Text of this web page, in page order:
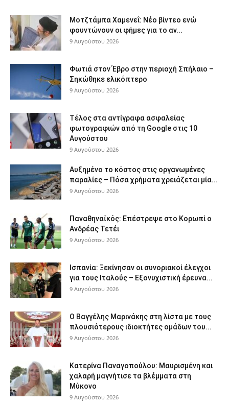
Μοτζτάμπα Χαμενεΐ: Νέο βίντεο ενώ
φουντώνουν οι φήμες για το αν...
9 Αυγούστου 2026
Φωτιά στον Έβρο στην περιοχή Σπήλαιο –
Σηκώθηκε ελικόπτερο
9 Αυγούστου 2026
Τέλος στα αντίγραφα ασφαλείας
φωτογραφιών από τη Google στις 10
Αυγούστου
9 Αυγούστου 2026
Αυξημένο το κόστος στις οργανωμένες
παραλίες – Πόσα χρήματα χρειάζεται μία...
9 Αυγούστου 2026
Παναθηναϊκός: Επέστρεψε στο Κορωπί ο
Ανδρέας Τετέι
9 Αυγούστου 2026
Ισπανία: Ξεκίνησαν οι συνοριακοί έλεγχοι
για τους Ιταλούς – Εξονυχιστική έρευνα...
9 Αυγούστου 2026
Ο Βαγγέλης Μαρινάκης στη λίστα με τους
πλουσιότερους ιδιοκτήτες ομάδων του...
9 Αυγούστου 2026
Κατερίνα Παναγοπούλου: Μαυρισμένη και
χαλαρή μαγνήτισε τα βλέμματα στη
Μύκονο
9 Αυγούστου 2026